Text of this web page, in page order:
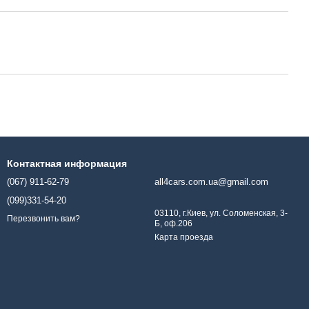
Контактная информация
(067) 911-62-79
(099)331-54-20
Перезвонить вам?
all4cars.com.ua@gmail.com
03110, г.Киев, ул. Соломенская, 3-
Б, оф.206
Карта проезда